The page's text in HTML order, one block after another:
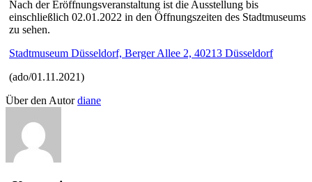
Nach der Eröffnungsveranstaltung ist die Ausstellung bis
einschließlich 02.01.2022 in den Öffnungszeiten des Stadtmuseums
zu sehen.
Stadtmuseum Düsseldorf, Berger Allee 2, 40213 Düsseldorf
(ado/01.11.2021)
Über den Autordiane